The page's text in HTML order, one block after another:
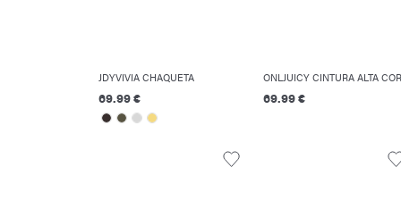
JDYVIVIA CHAQUETA
69.99 € 69.99 €